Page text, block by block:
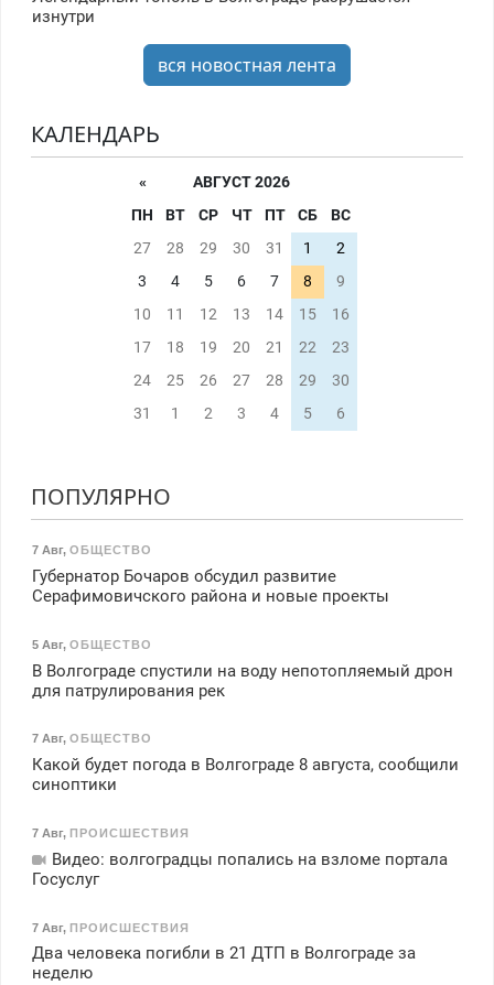
изнутри
вся новостная лента
КАЛЕНДАРЬ
«
АВГУСТ 2026
ПН
ВТ СР ЧТ ПТ СБ
ВС
27
28 29 30 31 1
2
3
4 5 6 7 8
9
10
11 12 13 14 15
16
17
18 19 20 21 22
23
24
25 26 27 28 29
30
31
1 2 3 4 5 6
ПОПУЛЯРНО
7 Авг, ОБЩЕСТВО
Губернатор Бочаров обсудил развитие
Серафимовичского района и новые проекты
5 Авг, ОБЩЕСТВО
В Волгограде спустили на воду непотопляемый дрон
для патрулирования рек
7 Авг, ОБЩЕСТВО
Какой будет погода в Волгограде 8 августа, сообщили
синоптики
7 Авг, ПРОИСШЕСТВИЯ
Видео: волгоградцы попались на взломе портала
Госуслуг
7 Авг, ПРОИСШЕСТВИЯ
Два человека погибли в 21 ДТП в Волгограде за
неделю